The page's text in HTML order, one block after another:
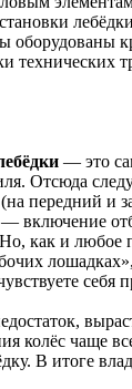
оборудованы
технических
— это
Отсюда
передний и
включение
как и любое
себя
колёс чаще
В итоге